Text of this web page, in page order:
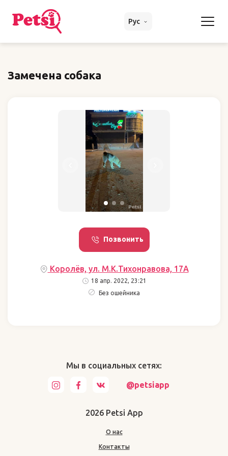
Рус
Замечена собака
Позвонить
Королёв, ул. М.К.Тихонравова, 17A
18 апр. 2022, 23:21
Без ошейника
Мы в социальных сетях:
@petsiapp
2026 Petsi App
О нас
Контакты